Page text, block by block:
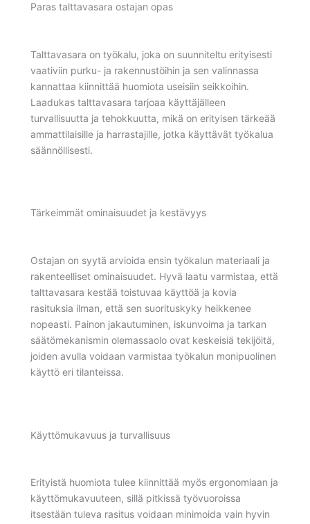
Paras talttavasara ostajan opas
Talttavasara on työkalu, joka on suunniteltu erityisesti
vaativiin purku- ja rakennustöihin ja sen valinnassa
kannattaa kiinnittää huomiota useisiin seikkoihin.
Laadukas talttavasara tarjoaa käyttäjälleen
turvallisuutta ja tehokkuutta, mikä on erityisen tärkeää
ammattilaisille ja harrastajille, jotka käyttävät työkalua
säännöllisesti.
Tärkeimmät ominaisuudet ja kestävyys
Ostajan on syytä arvioida ensin työkalun materiaali ja
rakenteelliset ominaisuudet. Hyvä laatu varmistaa, että
talttavasara kestää toistuvaa käyttöä ja kovia
rasituksia ilman, että sen suorituskyky heikkenee
nopeasti. Painon jakautuminen, iskunvoima ja tarkan
säätömekanismin olemassaolo ovat keskeisiä tekijöitä,
joiden avulla voidaan varmistaa työkalun monipuolinen
käyttö eri tilanteissa.
Käyttömukavuus ja turvallisuus
Erityistä huomiota tulee kiinnittää myös ergonomiaan ja
käyttömukavuuteen, sillä pitkissä työvuoroissa
itsestään tuleva rasitus voidaan minimoida vain hyvin